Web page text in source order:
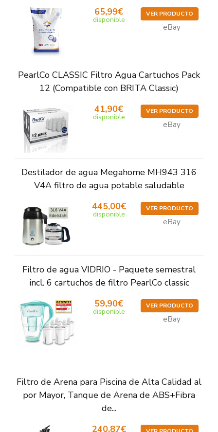
65,99€
disponible
VER PRODUCTO
eBay
PearlCo CLASSIC Filtro Agua Cartuchos Pack
12 (Compatible con BRITA Classic)
41,90€
disponible
VER PRODUCTO
eBay
Destilador de agua Megahome MH943 316
V4A filtro de agua potable saludable
445,00€
disponible
VER PRODUCTO
eBay
Filtro de agua VIDRIO - Paquete semestral
incl. 6 cartuchos de filtro PearlCo classic
59,90€
disponible
VER PRODUCTO
eBay
Filtro de Arena para Piscina de Alta Calidad al
por Mayor, Tanque de Arena de ABS+Fibra
de...
240,87€